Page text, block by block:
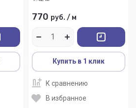
770 руб. / м
Купить в 1 клик
К сравнению
В избранное